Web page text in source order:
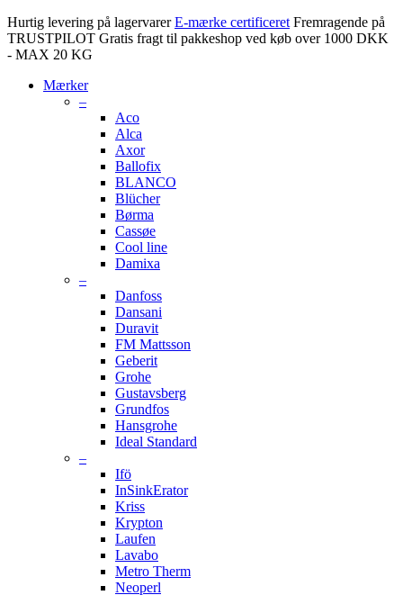
Hurtig levering på lagervarer E-mærke certificeret Fremragende på
TRUSTPILOT Gratis fragt til pakkeshop ved køb over 1000 DKK
- MAX 20 KG
Mærker
–
Aco
Alca
Axor
Ballofix
BLANCO
Blücher
Børma
Cassøe
Cool line
Damixa
–
Danfoss
Dansani
Duravit
FM Mattsson
Geberit
Grohe
Gustavsberg
Grundfos
Hansgrohe
Ideal Standard
–
Ifö
InSinkErator
Kriss
Krypton
Laufen
Lavabo
Metro Therm
Neoperl